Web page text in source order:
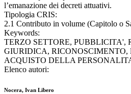
l’emanazione dei decreti attuativi.
Tipologia CRIS:
2.1 Contributo in volume (Capitolo o
Keywords:
TERZO SETTORE, PUBBLICITA',
GIURIDICA,
ACQUISTO DELLA
Elenco autori:
Nocera, Ivan Libero